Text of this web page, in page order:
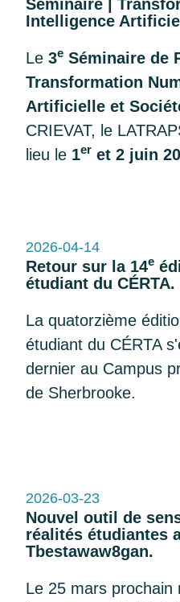
Séminaire |
Intelligence
Le 3e Séminaire de
Transformation
Artificielle et
CRIEVAT, le
lieu le 1er et 2 juin
2026-04-14
Retour sur la 14e
étudiant du CÉRTA.
La quatorzième
étudiant du CÉRTA
dernier au Campus
de Sherbrooke.
2026-03-23
Nouvel outil de
réalités étudiantes
Tbestawaw8gan.
Le 25 mars prochain